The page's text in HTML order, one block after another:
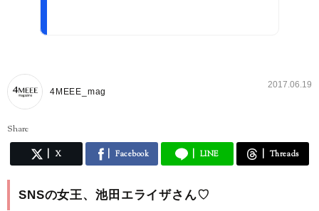
4MEEE_mag
2017.06.19
Share
X Facebook LINE Threads
SNSの女王、池田エライザさん♡